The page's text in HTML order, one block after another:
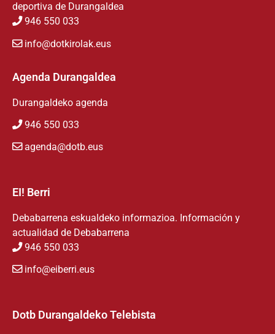
deportiva de Durangaldea
946 550 033
info@dotkirolak.eus
Agenda Durangaldea
Durangaldeko agenda
946 550 033
agenda@dotb.eus
EI! Berri
Debabarrena eskualdeko informazioa. Información y
actualidad de Debabarrena
946 550 033
info@eiberri.eus
Dotb Durangaldeko Telebista